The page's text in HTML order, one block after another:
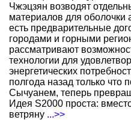
Чжэцзян возводят
материалов для оболочки
есть предварительные
городами и горными
рассматривают
технологии для
энергетических
полгода назад только что
Сычуанем, теперь
Идея S2000 проста:
ветряну ...>>